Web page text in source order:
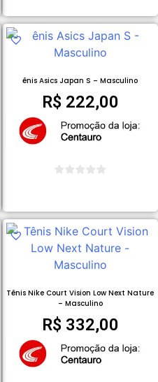
ênis Asics Japan S – Masculino
R$ 222,00
Tênis Nike Court Vision Low Next Nature
– Masculino
R$ 332,00